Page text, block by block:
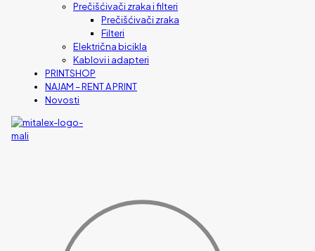
Prečišćivači zraka i filteri
Prečišćivači zraka
Filteri
Električna bicikla
Kablovi i adapteri
PRINTSHOP
NAJAM – RENT A PRINT
Novosti